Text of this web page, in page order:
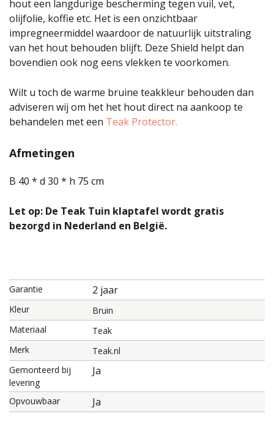
hout een langdurige bescherming tegen vuil, vet,
olijfolie, koffie etc. Het is een onzichtbaar
impregneermiddel waardoor de natuurlijk uitstraling
van het hout behouden blijft. Deze Shield helpt dan
bovendien ook nog eens vlekken te voorkomen.
Wilt u toch de warme bruine teakkleur behouden dan
adviseren wij om het het hout direct na aankoop te
behandelen met een Teak Protector.
Afmetingen
B 40 * d 30 * h 75 cm
Let op: De Teak Tuin klaptafel wordt gratis
bezorgd in Nederland en België.
Garantie 2 jaar
Kleur
Bruin
Materiaal
Teak
Merk
Teak.nl
Gemonteerd bij
levering
Ja
Opvouwbaar Ja